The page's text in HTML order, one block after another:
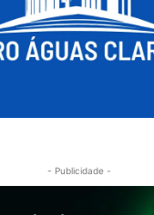
- Publicidade -